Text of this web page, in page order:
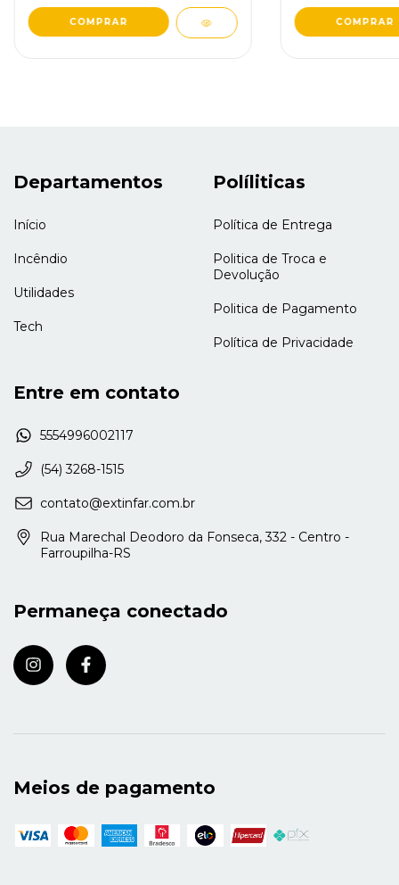
Departamentos
Início
Incêndio
Utilidades
Tech
Políliticas
Política de Entrega
Politica de Troca e
Devolução
Politica de Pagamento
Política de Privacidade
Entre em contato
5554996002117
(54) 3268-1515
contato@extinfar.com.br
Rua Marechal Deodoro da Fonseca, 332 - Centro -
Farroupilha-RS
Permaneça conectado
Meios de pagamento